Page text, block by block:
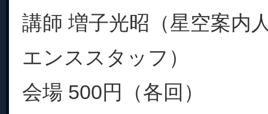
講師 増子光昭（星空案内
エンススタッフ）
会場 500円（各回）